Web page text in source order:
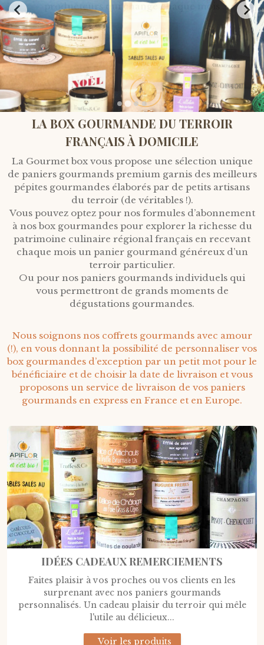
producteurs qui change chaque mois
Acheter / Offrir
LA BOX GOURMANDE DU TERROIR
FRANÇAIS À DOMICILE
La Gourmet box vous propose une sélection unique
de paniers gourmands premium garnis des meilleurs
pépites gourmandes élaborés par de petits artisans
du terroir (de véritables !).
Vous pouvez optez pour nos formules d’abonnement
à nos box gourmandes pour explorer la richesse du
patrimoine culinaire régional français en recevant
chaque mois un panier gourmand généreux d’un
terroir particulier.
Ou pour nos paniers gourmands individuels qui
vous permettront de grands moments de
dégustations gourmandes.
Nous soignons nos coffrets gourmands avec amour
(!), en vous donnant la possibilité de personnaliser vos
box gourmandes d’exception par un petit mot pour le
bénéficiaire et de choisir la date de livraison et vous
proposons un service de livraison de vos paniers
gourmands en express en France et en Europe.
IDÉES CADEAUX REMERCIEMENTS
Faites plaisir à vos proches ou vos clients en les
surprenant avec nos paniers gourmands
personnalisés. Un cadeau plaisir du terroir qui mêle
l'utile au délicieux...
Voir les produits